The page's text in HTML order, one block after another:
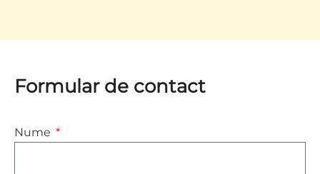
Formular de contact
Nume